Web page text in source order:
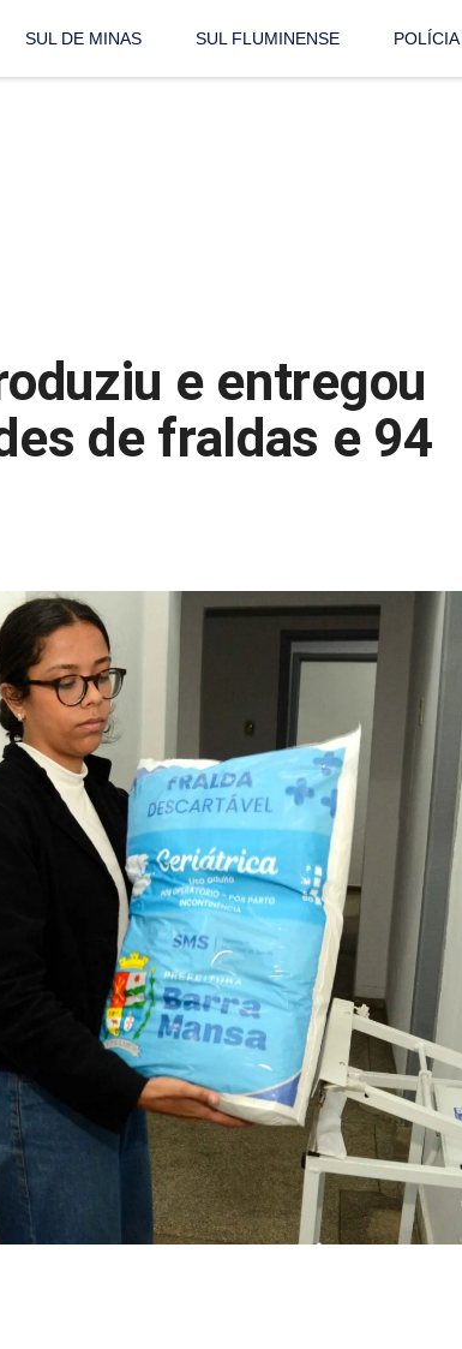
SUL DE MINAS SUL FLUMINENSE POLÍCIA
e entregou
de fraldas e 94